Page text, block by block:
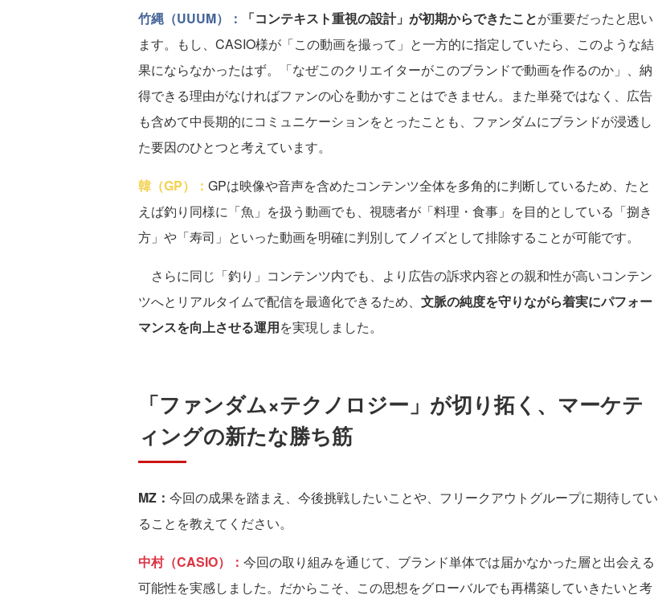
竹縄（UUUM）： 「コンテキスト重視の設計」が初期からできたことが重要だったと思い
ます。もし、CASIO様が「この動画を撮って」と一方的に指定していたら、このような結
果にならなかったはず。「なぜこのクリエイターがこのブランドで動画を作るのか」、納
得できる理由がなければファンの心を動かすことはできません。また単発ではなく、広告
も含めて中長期的にコミュニケーションをとったことも、ファンダムにブランドが浸透し
た要因のひとつと考えています。
韓（GP）： GPは映像や音声を含めたコンテンツ全体を多角的に判断しているため、たと
えば釣り同様に「魚」を扱う動画でも、視聴者が「料理・食事」を目的としている「捌き
方」や「寿司」といった動画を明確に判別してノイズとして排除することが可能です。
さらに同じ「釣り」コンテンツ内でも、より広告の訴求内容との親和性が高いコンテン
ツへとリアルタイムで配信を最適化できるため、 文脈の純度を守りながら着実にパフォー
マンスを向上させる運用を実現しました。
「ファンダム×テクノロジー」が切り拓く、マーケテ
ィングの新たな勝ち筋
MZ： 今回の成果を踏まえ、今後挑戦したいことや、フリークアウトグループに期待してい
ることを教えてください。
中村（CASIO）： 今回の取り組みを通じて、ブランド単体では届かなかった層と出会える
可能性を実感しました。だからこそ、この思想をグローバルでも再構築していきたいと考